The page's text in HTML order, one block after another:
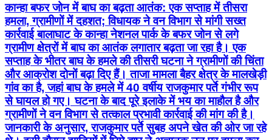
कान्हा बफर जोन में बाघ का बढ़ता आतंक: एक सप्ताह में तीसरा
हमला, ग्रामीणों में दहशत; विधायक ने वन विभाग से मांगी सख्त
कार्रवाई बालाघाट के कान्हा नेशनल पार्क के बफर जोन से लगे
ग्रामीण क्षेत्रों में बाघ का आतंक लगातार बढ़ता जा रहा है। एक
सप्ताह के भीतर बाघ के हमले की तीसरी घटना ने ग्रामीणों की चिंता
और आक्रोश दोनों बढ़ा दिए हैं। ताजा मामला बैहर क्षेत्र के मालखेड़ी
गांव का है, जहां बाघ के हमले में 40 वर्षीय राजकुमार पर्ते गंभीर रूप
से घायल हो गए। घटना के बाद पूरे इलाके में भय का माहौल है और
ग्रामीणों ने वन विभाग से तत्काल प्रभावी कार्रवाई की मांग की है।
जानकारी के अनुसार, राजकुमार पर्ते सुबह अपने खेत की ओर जा रहे